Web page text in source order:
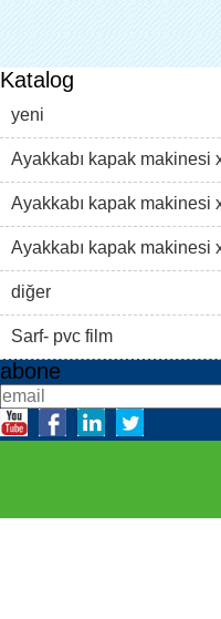
Katalog
yeni
Ayakkabı kapak makinesi
Ayakkabı kapak makinesi
Ayakkabı kapak makinesi
ii)diğer
Sarf- pvc film
abone